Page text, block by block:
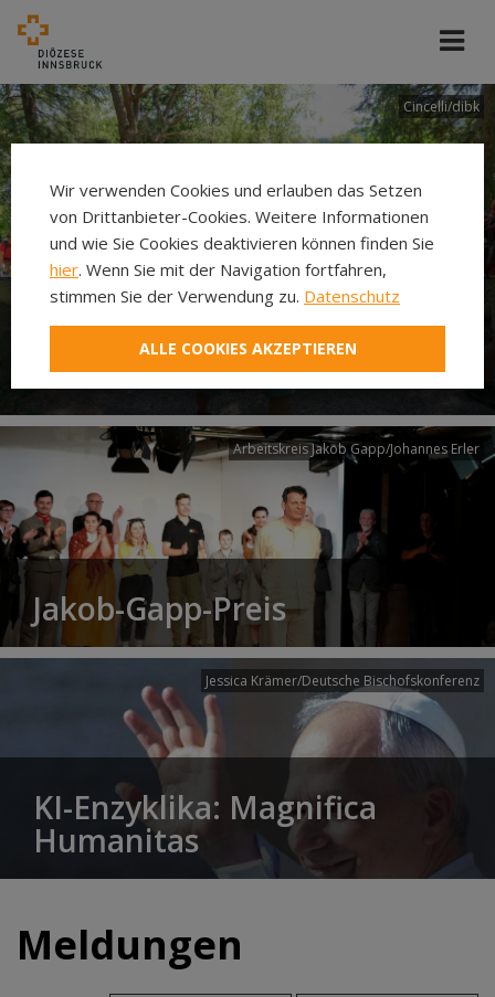
Cincelli/dibk
Neuer Pilgerweg Via
Laudato si’
Arbeitskreis Jakob Gapp/Johannes Erler
Jakob-Gapp-Preis
Jessica Krämer/Deutsche Bischofskonferenz
KI-Enzyklika: Magnifica
Humanitas
Meldungen
Wir verwenden Cookies und erlauben das Setzen
von Drittanbieter-Cookies. Weitere Informationen
und wie Sie Cookies deaktivieren können finden Sie
hier. Wenn Sie mit der Navigation fortfahren,
stimmen Sie der Verwendung zu. Datenschutz
ALLE COOKIES AKZEPTIEREN